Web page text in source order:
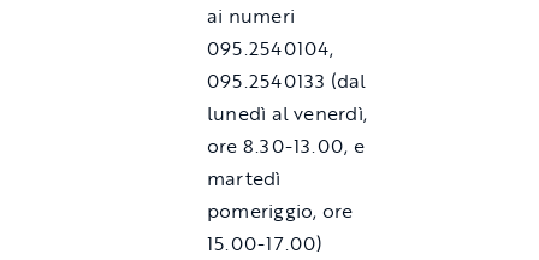
ai numeri
095.2540104,
095.2540133 (dal
lunedì al venerdì,
ore 8.30-13.00, e
martedì
pomeriggio, ore
15.00-17.00)